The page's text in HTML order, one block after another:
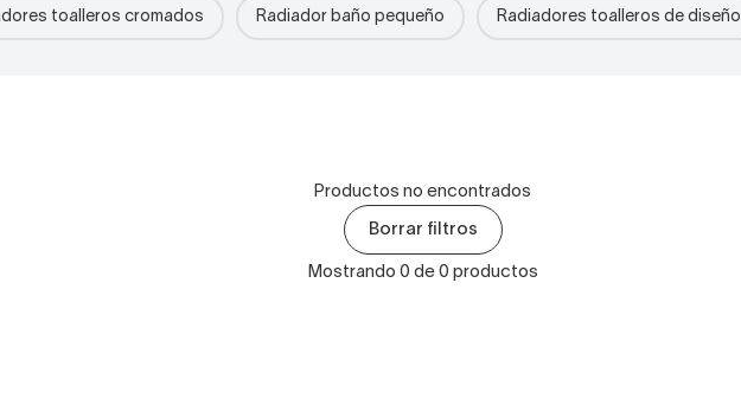
toalleros cromados Radiador baño pequeño Radiadores toalleros de diseño
Productos no encontrados
Borrar filtros
Mostrando 0 de 0 productos